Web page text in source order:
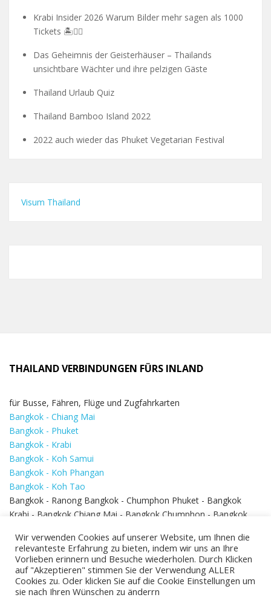
Krabi Insider 2026 Warum Bilder mehr sagen als 1000
Tickets 🏝️🧗‍♂️
Das Geheimnis der Geisterhäuser – Thailands
unsichtbare Wächter und ihre pelzigen Gäste
Thailand Urlaub Quiz
Thailand Bamboo Island 2022
2022 auch wieder das Phuket Vegetarian Festival
Visum Thailand
THAILAND VERBINDUNGEN FÜRS INLAND
für Busse, Fähren, Flüge und Zugfahrkarten
Bangkok - Chiang Mai
Bangkok - Phuket
Bangkok - Krabi
Bangkok - Koh Samui
Bangkok - Koh Phangan
Bangkok - Koh Tao
Bangkok - Ranong Bangkok - Chumphon Phuket - Bangkok
Krabi - Bangkok Chiang Mai - Bangkok Chumphon - Bangkok
Bangkok - Hua Hin
Wir verwenden Cookies auf unserer Website, um Ihnen die
relevanteste Erfahrung zu bieten, indem wir uns an Ihre
Vorlieben erinnern und Besuche wiederholen. Durch Klicken
auf "Akzeptieren" stimmen Sie der Verwendung ALLER
Cookies zu. Oder klicken Sie auf die Cookie Einstellungen um
sie nach Ihren Wünschen zu änderrn